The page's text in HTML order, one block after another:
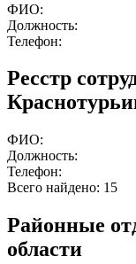
ФИО:
Должность:
Телефон:
Ресстр
ФИО:
Должность:
Телефон:
Всего найдено: 15
Районные
области